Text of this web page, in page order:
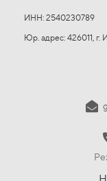
ИНН: 2540230789
Юр. адрес: 426011, г.